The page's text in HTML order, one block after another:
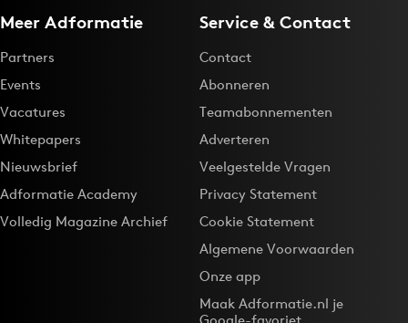
Home
9 sept: GenAI-training
12 nov: MarketingLive!
Adverteren
Events
Opleidingen
Vacatures
Academy
Meer Adformatie
Partners
Events
Vacatures
Whitepapers
Nieuwsbrief
Adformatie Academy
Volledig Magazine Archief
Service & Contact
Contact
Abonneren
Teamabonnementen
Adverteren
Veelgestelde Vragen
Privacy Statement
Cookie Statement
Algemene Voorwaarden
Onze app
Maak Adformatie.nl je